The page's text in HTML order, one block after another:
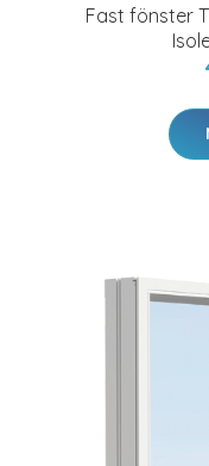
Fast fönster